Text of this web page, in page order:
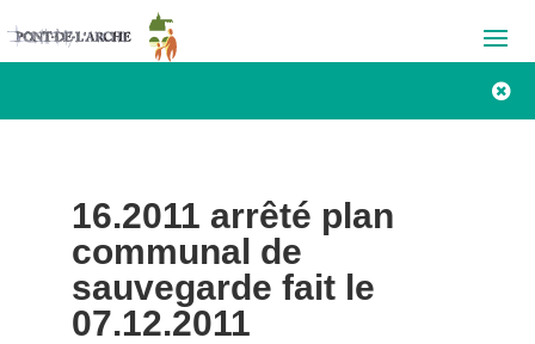

16.2011 arrêté plan
communal de
sauvegarde fait le
07.12.2011